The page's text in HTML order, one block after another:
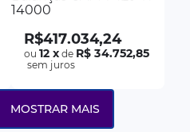
14000
R$417.034,24
ou12 xde R$ 34.752,85
sem juros
MOSTRAR MAIS